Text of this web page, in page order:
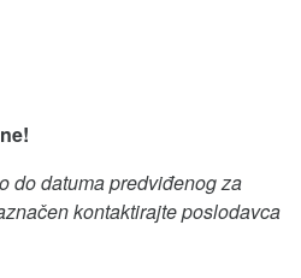
do datuma predviđenog za
kontaktirajte poslodavca